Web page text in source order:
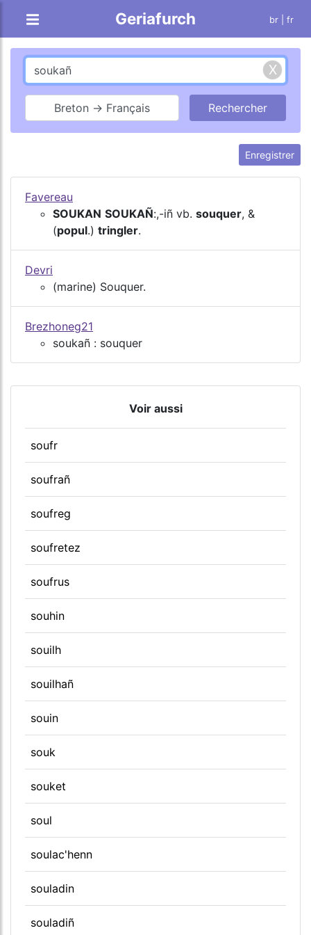
Geriafurch br | fr
Breton → Français
Enregistrer
Favereau
SOUKAN SOUKAÑ:,-iñ vb. souquer, &
(popul.) tringler.
Devri
(marine) Souquer.
Brezhoneg21
soukañ : souquer
Voir aussi
soufr
soufrañ
soufreg
soufretez
soufrus
souhin
souilh
souilhañ
souin
souk
souket
soul
soulac'henn
souladin
souladiñ